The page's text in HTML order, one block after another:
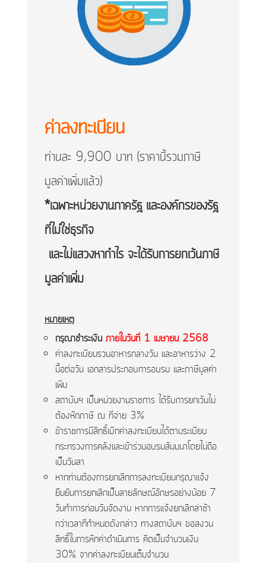
ค่าลงทะเบียน
ท่านละ 9,900 บาท (ราคานี้รวมภาษี
มูลค่าเพิ่มแล้ว)
*เฉพาะหน่วยงานภาครัฐ และองค์กรของรัฐ
ที่ไม่ใช่ธุรกิจ
และไม่แสวงหากำไร จะได้รับการยกเว้นภาษี
มูลค่าเพิ่ม
หมายเหตุ
กรุณาชำระเงิน ภายในวันที่ 1 เมษายน 2568
ค่าลงทะเบียนรวมอาหารกลางวัน และอาหารว่าง 2
มื้อต่อวัน เอกสารประกอบการอบรม และภาษีมูลค่า
เพิ่ม
สถาบันฯ เป็นหน่วยงานราชการ ได้รับการยกเว้นไม่
ต้องหักภาษี ณ ที่จ่าย 3%
ข้าราชการมีสิทธิ์เบิกค่าลงทะเบียนได้ตามระเบียบ
กระทรวงการคลังและเข้าร่วมอบรมสัมมนาโดยไม่ถือ
เป็นวันลา
หากท่านต้องการยกเลิกการลงทะเบียนกรุณาแจ้ง
ยืนยันการยกเลิกเป็นลายลักษณ์อักษรอย่างน้อย 7
วันทำการก่อนวันจัดงาน หากการแจ้งยกเลิกล่าช้า
กว่าเวลาที่กำหนดดังกล่าว ทางสถาบันฯ ขอสงวน
สิทธิ์ในการหักค่าดำเนินการ คิดเป็นจำนวนเงิน
30% จากค่าลงทะเบียนเต็มจำนวน